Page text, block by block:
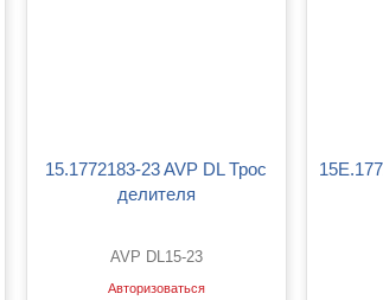
15.1772183-23 AVP DL Трос
делителя
AVP DL15-23
Авторизоваться
15Е.1772183-04 AVP DL Трос